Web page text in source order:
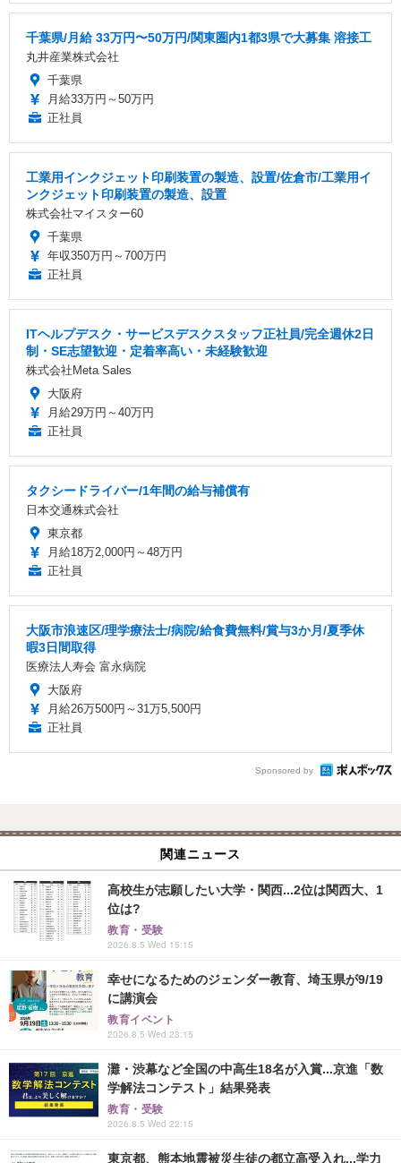
千葉県/月給 33万円〜50万円/関東圏内1都3県で大募集 溶接工
丸井産業株式会社
千葉県
月給33万円～50万円
正社員
工業用インクジェット印刷装置の製造、設置/佐倉市/工業用イ
ンクジェット印刷装置の製造、設置
株式会社マイスター60
千葉県
年収350万円～700万円
正社員
ITヘルプデスク・サービスデスクスタッフ正社員/完全週休2日
制・SE志望歓迎・定着率高い・未経験歓迎
株式会社Meta Sales
大阪府
月給29万円～40万円
正社員
タクシードライバー/1年間の給与補償有
日本交通株式会社
東京都
月給18万2,000円～48万円
正社員
大阪市浪速区/理学療法士/病院/給食費無料/賞与3か月/夏季休
暇3日間取得
医療法人寿会 富永病院
大阪府
月給26万500円～31万5,500円
正社員
Sponsored by
関連ニュース
高校生が志願したい大学・関西...2位は関西大、1
位は?
教育・受験
2026.8.5 Wed 15:15
幸せになるためのジェンダー教育、埼玉県が9/19
に講演会
教育イベント
2026.8.5 Wed 23:15
灘・渋幕など全国の中高生18名が入賞...京進「数
学解法コンテスト」結果発表
教育・受験
2026.8.5 Wed 22:15
東京都、熊本地震被災生徒の都立高受入れ...学力